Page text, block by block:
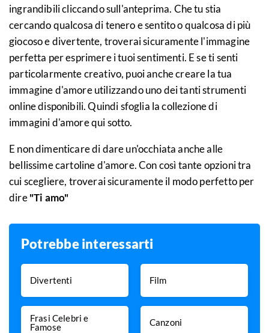
ingrandibili cliccando sull'anteprima. Che tu stia
cercando qualcosa di tenero e sentito o qualcosa di più
giocoso e divertente, troverai sicuramente l'immagine
perfetta per esprimere i tuoi sentimenti. E se ti senti
particolarmente creativo, puoi anche creare la tua
immagine d'amore utilizzando uno dei tanti strumenti
online disponibili. Quindi sfoglia la collezione di
immagini d'amore qui sotto.
E non dimenticare di dare un'occhiata anche alle
bellissime cartoline d'amore. Con così tante opzioni tra
cui scegliere, troverai sicuramente il modo perfetto per
dire"Ti amo"
Potrebbe interessarti
Divertenti Film
Frasi Celebri e
Famose
Canzoni